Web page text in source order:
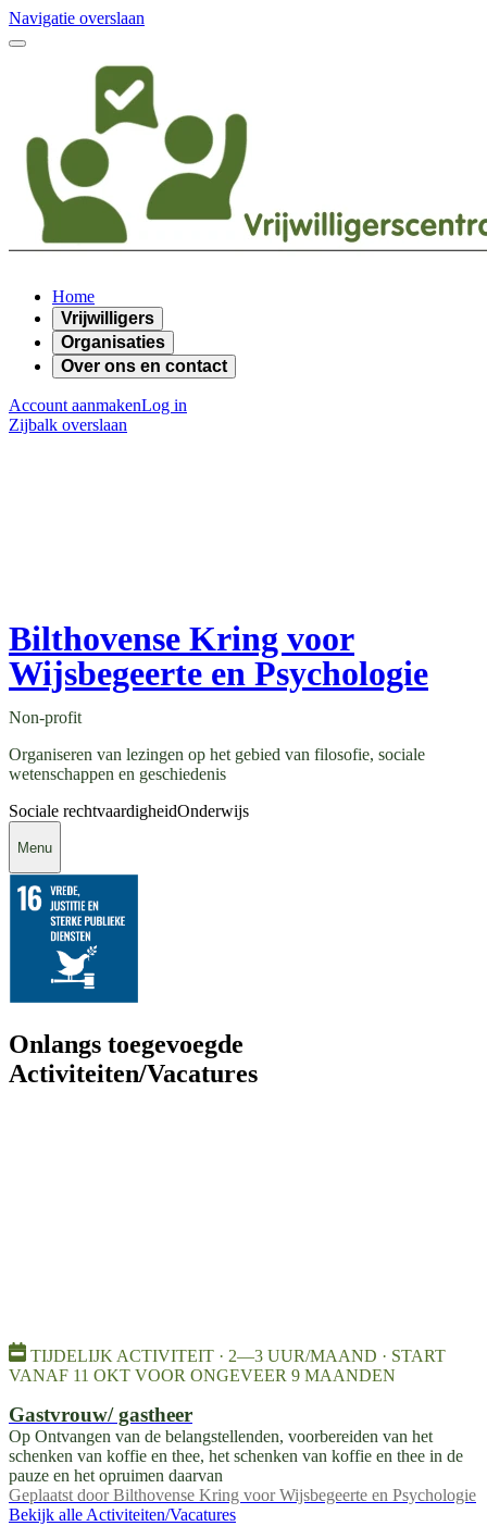
Navigatie overslaan
Home
Vrijwilligers
Organisaties
Over ons en contact
Account aanmakenLog in
Zijbalk overslaan
Bilthovense Kring voor
Wijsbegeerte en Psychologie
Non-profit
Organiseren van lezingen op het gebied van filosofie, sociale
wetenschappen en geschiedenis
Sociale rechtvaardigheidOnderwijs
Menu
Onlangs toegevoegde
Activiteiten/Vacatures
TIJDELIJK ACTIVITEIT · 2—3 UUR/MAAND · START
VANAF 11 OKT VOOR ONGEVEER 9 MAANDEN
Gastvrouw/ gastheer
Op Ontvangen van de belangstellenden, voorbereiden van het
schenken van koffie en thee, het schenken van koffie en thee in de
pauze en het opruimen daarvan
Geplaatst door Bilthovense Kring voor Wijsbegeerte en Psychologie
Bekijk alle Activiteiten/Vacatures